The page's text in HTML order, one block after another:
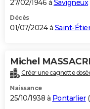
27/02/1946 à Savigneux
Décès
01/07/2024 à Saint-
Michel
Créer une cagnotte
Naissance
25/10/1938 à Pontarlier(